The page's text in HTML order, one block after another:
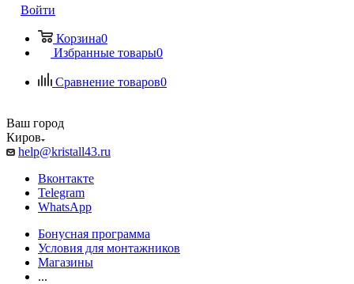
Войти
Корзина0
Избранные товары0
Сравнение товаров0
Ваш город
Киров
help@kristall43.ru
Вконтакте
Telegram
WhatsApp
Бонусная программа
Условия для монтажников
Магазины
...